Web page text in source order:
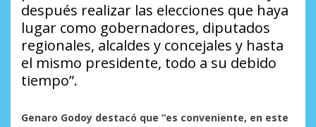
después realizar las elecciones que haya
lugar como gobernadores, diputados
regionales, alcaldes y concejales y hasta
el mismo presidente, todo a su debido
tiempo”.
Genaro Godoy destacó que “es conveniente, en este